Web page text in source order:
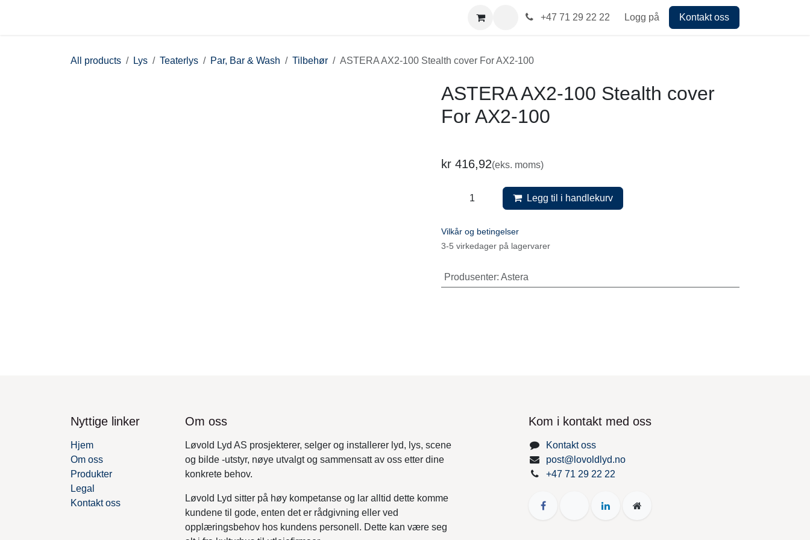
+47 71 29 22 22 Logg på Kontakt oss
All products Lys Teaterlys Par, Bar & Wash Tilbehør ASTERA AX2-100 Stealth cover For AX2-100
ASTERA AX2-100 Stealth cover
For AX2-100
kr 416,92(eks. moms)
Legg til i handlekurv
Vilkår og betingelser
3-5 virkedager på lagervarer
Produsenter: Astera
Nyttige linker
Hjem
Om oss
Produkter
Legal
Kontakt oss
Om oss
Løvold Lyd AS prosjekterer, selger og installerer lyd, lys, scene
og bilde -utstyr, nøye utvalgt og sammensatt av oss etter dine
konkrete behov.
Løvold Lyd sitter på høy kompetanse og lar alltid dette komme
kundene til gode, enten det er rådgivning eller ved
opplæringsbehov hos kundens personell. Dette kan være seg
Kom i kontakt med oss
Kontakt oss
post@lovoldlyd.no
+47 71 29 22 22